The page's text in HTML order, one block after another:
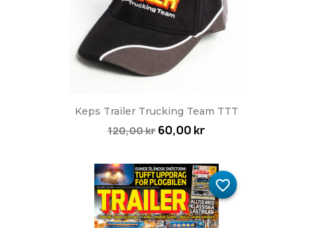
Keps Trailer Trucking Team TTT
120,00 kr 60,00 kr
favorite_border